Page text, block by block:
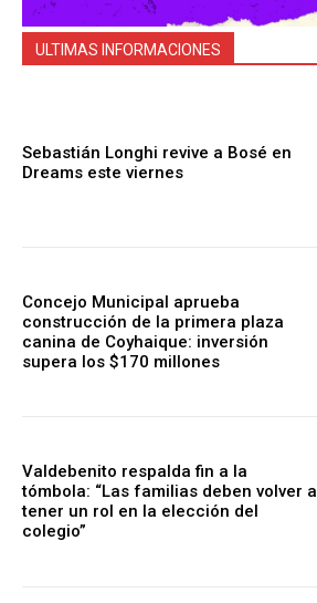
ULTIMAS INFORMACIONES
Sebastián Longhi revive a Bosé en
Dreams este viernes
Concejo Municipal aprueba
construcción de la primera plaza
canina de Coyhaique: inversión
supera los $170 millones
Valdebenito respalda fin a la
tómbola: “Las familias deben volver a
tener un rol en la elección del
colegio”